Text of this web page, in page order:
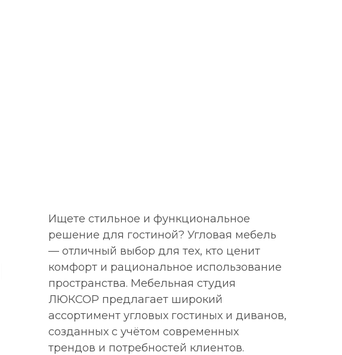
Ищете стильное и функциональное
решение для гостиной? Угловая мебель
— отличный выбор для тех, кто ценит
комфорт и рациональное использование
пространства. Мебельная студия
ЛЮКСОР предлагает широкий
ассортимент угловых гостиных и диванов,
созданных с учётом современных
трендов и потребностей клиентов.